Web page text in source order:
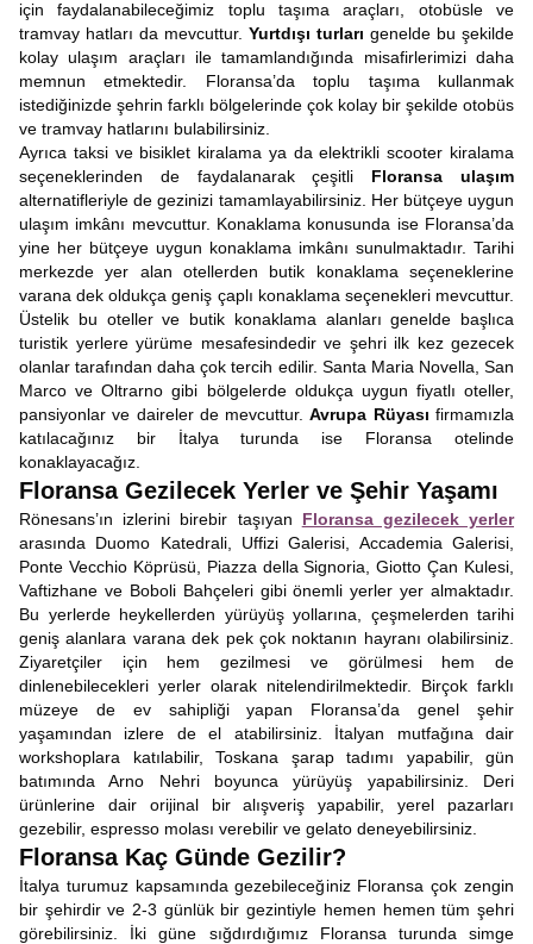
için faydalanabileceğimiz toplu taşıma araçları, otobüsle ve
tramvay hatları da mevcuttur. Yurtdışı turları genelde bu şekilde
kolay ulaşım araçları ile tamamlandığında misafirlerimizi daha
memnun etmektedir. Floransa’da toplu taşıma kullanmak
istediğinizde şehrin farklı bölgelerinde çok kolay bir şekilde otobüs
ve tramvay hatlarını bulabilirsiniz.
Ayrıca taksi ve bisiklet kiralama ya da elektrikli scooter kiralama
seçeneklerinden de faydalanarak çeşitli Floransa ulaşım
alternatifleriyle de gezinizi tamamlayabilirsiniz. Her bütçeye uygun
ulaşım imkânı mevcuttur. Konaklama konusunda ise Floransa’da
yine her bütçeye uygun konaklama imkânı sunulmaktadır. Tarihi
merkezde yer alan otellerden butik konaklama seçeneklerine
varana dek oldukça geniş çaplı konaklama seçenekleri mevcuttur.
Üstelik bu oteller ve butik konaklama alanları genelde başlıca
turistik yerlere yürüme mesafesindedir ve şehri ilk kez gezecek
olanlar tarafından daha çok tercih edilir. Santa Maria Novella, San
Marco ve Oltrarno gibi bölgelerde oldukça uygun fiyatlı oteller,
pansiyonlar ve daireler de mevcuttur.Avrupa Rüyasıfirmamızla
katılacağınız bir İtalya turunda ise Floransa otelinde
konaklayacağız.
Floransa Gezilecek Yerler ve Şehir Yaşamı
Rönesans’ın izlerini birebir taşıyan Floransa gezilecek yerler
arasında Duomo Katedrali, Uffizi Galerisi, Accademia Galerisi,
Ponte Vecchio Köprüsü, Piazza della Signoria, Giotto Çan Kulesi,
Vaftizhane ve Boboli Bahçeleri gibi önemli yerler yer almaktadır.
Bu yerlerde heykellerden yürüyüş yollarına, çeşmelerden tarihi
geniş alanlara varana dek pek çok noktanın hayranı olabilirsiniz.
Ziyaretçiler için hem gezilmesi ve görülmesi hem de
dinlenebilecekleri yerler olarak nitelendirilmektedir. Birçok farklı
müzeye de ev sahipliği yapan Floransa’da genel şehir
yaşamından izlere de el atabilirsiniz. İtalyan mutfağına dair
workshoplara katılabilir, Toskana şarap tadımı yapabilir, gün
batımında Arno Nehri boyunca yürüyüş yapabilirsiniz. Deri
ürünlerine dair orijinal bir alışveriş yapabilir, yerel pazarları
gezebilir, espresso molası verebilir ve gelato deneyebilirsiniz.
Floransa Kaç Günde Gezilir?
İtalya turumuz kapsamında gezebileceğiniz Floransa çok zengin
bir şehirdir ve 2-3 günlük bir gezintiyle hemen hemen tüm şehri
görebilirsiniz. İki güne sığdırdığımız Floransa turunda simge